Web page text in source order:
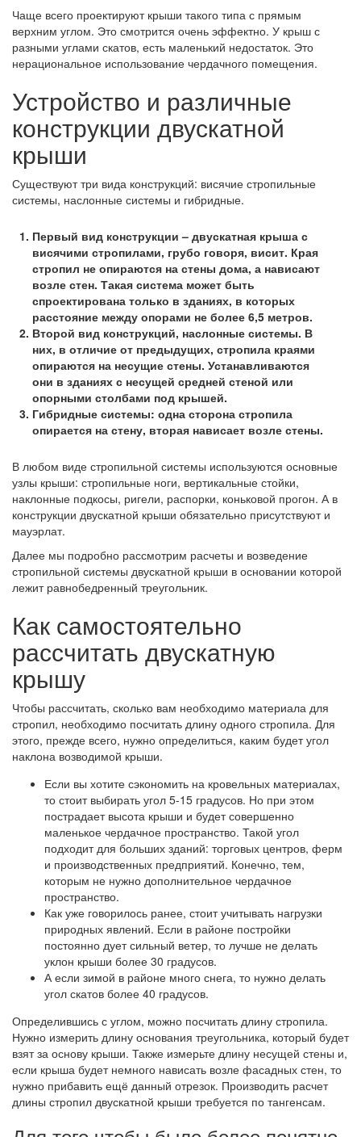
Чаще всего проектируют крыши такого типа с прямым
верхним углом. Это смотрится очень эффектно. У крыш с
разными углами скатов, есть маленький недостаток. Это
нерациональное использование чердачного помещения.
Устройство и различные
конструкции двускатной
крыши
Существуют три вида конструкций: висячие стропильные
системы, наслонные системы и гибридные.
Первый вид конструкции – двускатная крыша с
висячими стропилами, грубо говоря, висит. Края
стропил не опираются на стены дома, а нависают
возле стен. Такая система может быть
спроектирована только в зданиях, в которых
расстояние между опорами не более 6,5 метров.
Второй вид конструкций, наслонные системы. В
них, в отличие от предыдущих, стропила краями
опираются на несущие стены. Устанавливаются
они в зданиях с несущей средней стеной или
опорными столбами под крышей.
Гибридные системы: одна сторона стропила
опирается на стену, вторая нависает возле стены.
В любом виде стропильной системы используются основные
узлы крыши: стропильные ноги, вертикальные стойки,
наклонные подкосы, ригели, распорки, коньковой прогон. А в
конструкции двускатной крыши обязательно присутствуют и
мауэрлат.
Далее мы подробно рассмотрим расчеты и возведение
стропильной системы двускатной крыши в основании которой
лежит равнобедренный треугольник.
Как самостоятельно
рассчитать двускатную
крышу
Чтобы рассчитать, сколько вам необходимо материала для
стропил, необходимо посчитать длину одного стропила. Для
этого, прежде всего, нужно определиться, каким будет угол
наклона возводимой крыши.
Если вы хотите сэкономить на кровельных материалах,
то стоит выбирать угол 5-15 градусов. Но при этом
пострадает высота крыши и будет совершенно
маленькое чердачное пространство. Такой угол
подходит для больших зданий: торговых центров, ферм
и производственных предприятий. Конечно, тем,
которым не нужно дополнительное чердачное
пространство.
Как уже говорилось ранее, стоит учитывать нагрузки
природных явлений. Если в районе постройки
постоянно дует сильный ветер, то лучше не делать
уклон крыши более 30 градусов.
А если зимой в районе много снега, то нужно делать
угол скатов более 40 градусов.
Определившись с углом, можно посчитать длину стропила.
Нужно измерить длину основания треугольника, который будет
взят за основу крыши. Также измерьте длину несущей стены и,
если крыша будет немного нависать возле фасадных стен, то
нужно прибавить ещё данный отрезок. Производить расчет
длины стропил двускатной крыши требуется по тангенсам.